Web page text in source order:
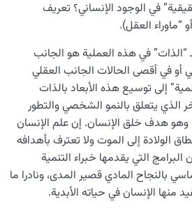
0/22
0/14
0/31
0/9
0/9
في الوجود الإنساني؟ تعريف
“ماوراء العقل).
“الذات” في هذه العملية هو الجانب
أو في أقصى الحالات الجانب العقلي
إلى توسيع هذه الأبعاد بالذات
الذي يتعلق بالنمو الشخصي والتطور
وهو هدف خلق الإنسان. إن علم الإنسان
الولادة إلى الموت ولا تعترف بأهدافه
البرامج التي يقدمها خبراء التنمية
بالنجاح المادي قصير المدى، ونادرا ما
منها الإنسان في حياته الأبدية.